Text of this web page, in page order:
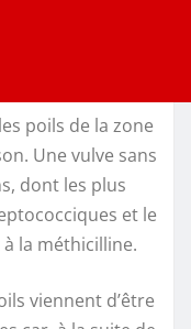
poils de la zone
Une vulve sans
dont les plus
et le
la méthicilline.
viennent d’être